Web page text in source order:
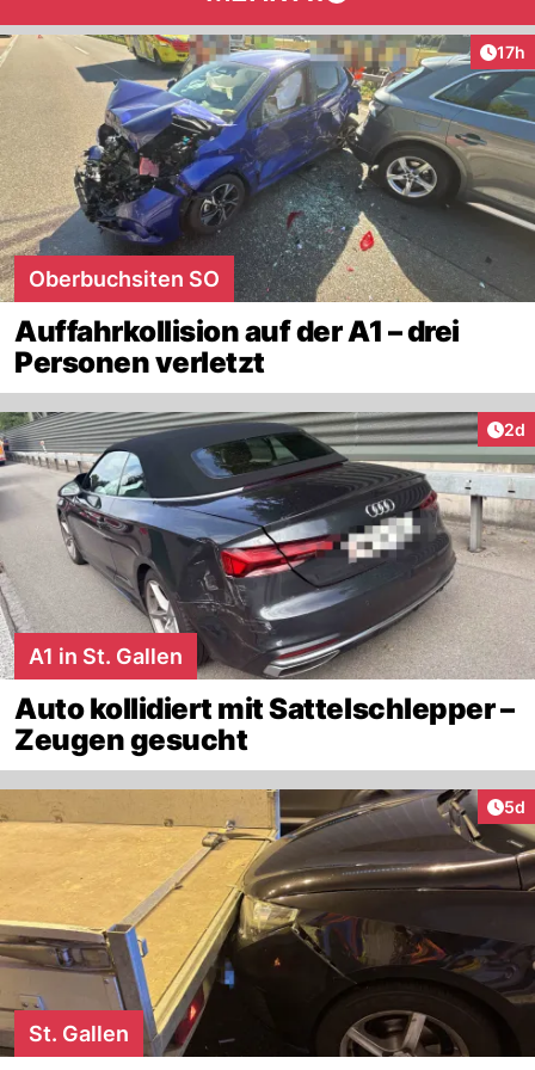
17h
Oberbuchsiten SO
Auffahrkollision auf der A1 – drei
Personen verletzt
2d
A1 in St. Gallen
Auto kollidiert mit Sattelschlepper –
Zeugen gesucht
5d
St. Gallen